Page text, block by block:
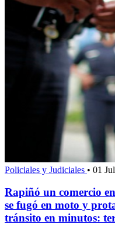
Policiales y Judiciales • 01
Rapiñó un comercio
se fugó en moto y
tránsito en minutos: